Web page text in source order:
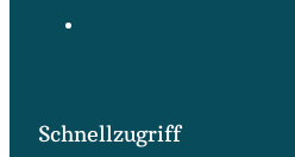
Schnellzugriff